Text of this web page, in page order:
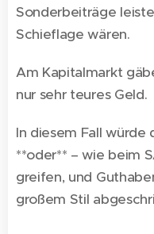
Sonderbeiträge
Schieflage wären.
Am Kapitalmarkt
nur sehr teures Geld.
In diesem Fall würde
**oder** – wie beim
greifen, und
großem Stil